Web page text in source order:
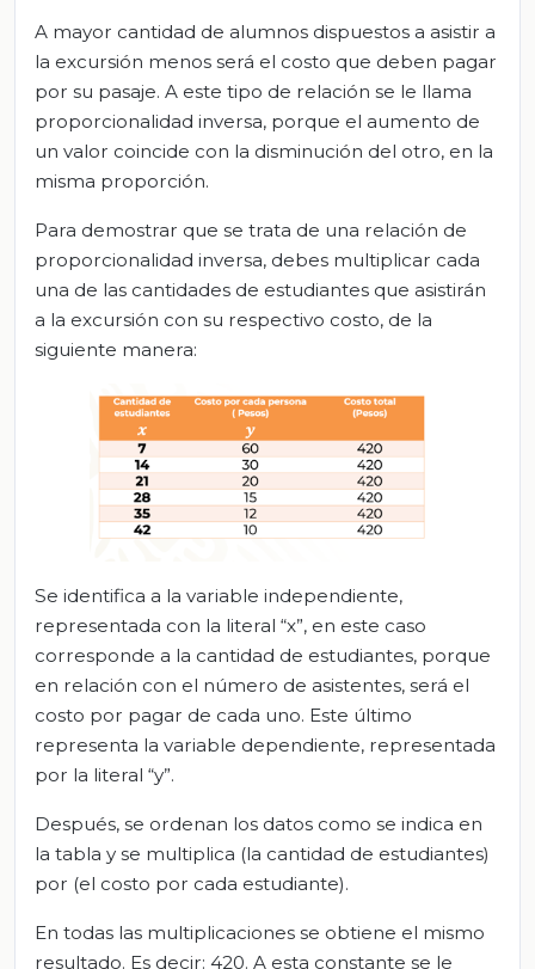
A mayor cantidad de alumnos dispuestos a asistir a
la excursión menos será el costo que deben pagar
por su pasaje. A este tipo de relación se le llama
proporcionalidad inversa, porque el aumento de
un valor coincide con la disminución del otro, en la
misma proporción.
Para demostrar que se trata de una relación de
proporcionalidad inversa, debes multiplicar cada
una de las cantidades de estudiantes que asistirán
a la excursión con su respectivo costo, de la
siguiente manera:
Se identifica a la variable independiente,
representada con la literal “x”, en este caso
corresponde a la cantidad de estudiantes, porque
en relación con el número de asistentes, será el
costo por pagar de cada uno. Este último
representa la variable dependiente, representada
por la literal “y”.
Después, se ordenan los datos como se indica en
la tabla y se multiplica (la cantidad de estudiantes)
por (el costo por cada estudiante).
En todas las multiplicaciones se obtiene el mismo
resultado. Es decir: 420. A esta constante se le